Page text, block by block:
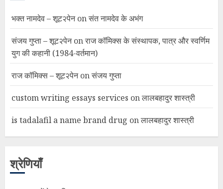
भक्त नामदेव – शूट२पेनonसंत नामदेव के अभंग
संजय गुप्ता – शूट२पेनonराज कॉमिक्स के संस्थापक, पात्र और स्वर्णिम
युग की कहानी (1984-वर्तमान)
राज कॉमिक्स – शूट२पेनonसंजय गुप्ता
custom writing essays services onलालबहादुर शास्त्री
is tadalafil a name brand drug onलालबहादुर शास्त्री
श्रेणियाँ